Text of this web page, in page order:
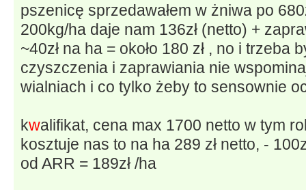
pszenicę sprzedawałem w żniwa po
200kg/ha daje nam 136zł (netto) +
~40zł na ha = około 180 zł , no i trzeba
czyszczenia i zaprawiania nie
wialniach i co tylko żeby to sensownie
kwalifikat, cena max 1700 netto w tym
kosztuje nas to na ha 289 zł netto, -
od ARR = 189zł /ha